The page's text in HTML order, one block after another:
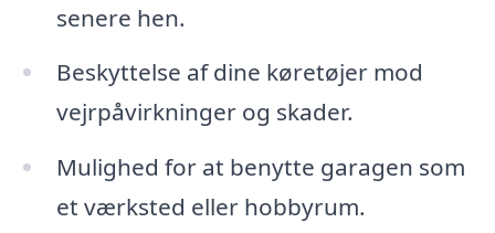
senere hen.
Beskyttelse af dine køretøjer mod
vejrpåvirkninger og skader.
Mulighed for at benytte garagen som
et værksted eller hobbyrum.